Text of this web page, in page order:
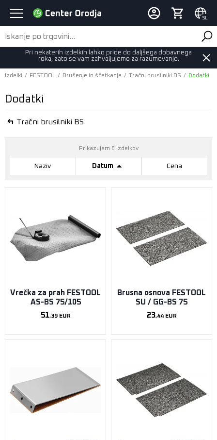
SL
Pri nekaterih izdelkih lahko pride do daljšega dobavnega
roka, zato se vam zahvaljujemo za razumevanje.
Izdelki / FESTOOL / Brušenje in ščetkanje / Tračni brusilniki BS / Dodatki
Dodatki
Tračni brusilniki BS
Prikazujem 8 izdelkov
Naziv Datum Cena
Vrečka za prah FESTOOL
AS-BS 75/105
51,39EUR
Brusna osnova FESTOOL
SU / GG-BS 75
23,44EUR